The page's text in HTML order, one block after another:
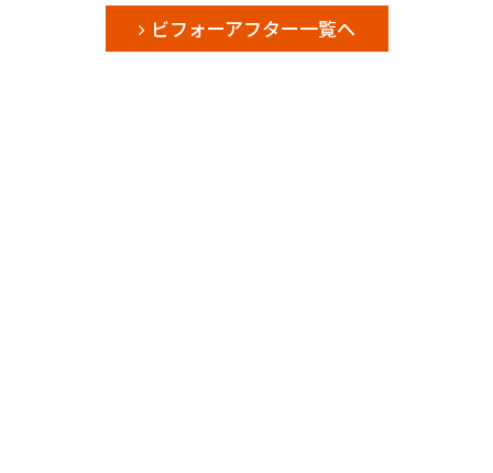
ビフォーアフター一覧へ